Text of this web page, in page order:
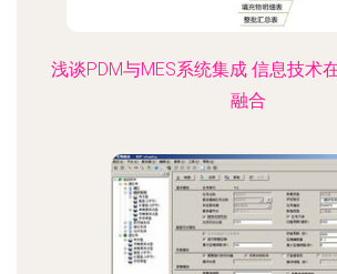
浅谈PDM与MES系统集成 信息技术
融合